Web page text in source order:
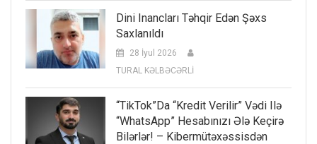
Dini Inancları Təhqir Edən Şəxs
Saxlanıldı
28 İyul 2026
TURAL KƏLBƏCƏRLİ
“TikTok”da “kredit Verilir” Vədi Ilə
“WhatsApp” Hesabınızı Ələ Keçirə
Bilərlər! – Kibermütəxəssisdən